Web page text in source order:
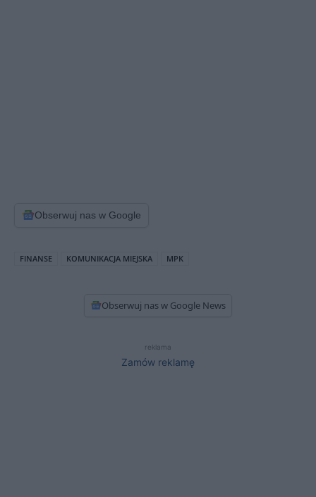
Obserwuj nas w Google
FINANSE KOMUNIKACJA MIEJSKA MPK
Obserwuj nas w Google News
reklama
Zamów reklamę